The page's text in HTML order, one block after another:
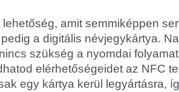
amit semmiképpen
a digitális névjegykártya.
szükség a nyomdai
elérhetőségeidet az NFC
egy kártya kerül legyártásra,